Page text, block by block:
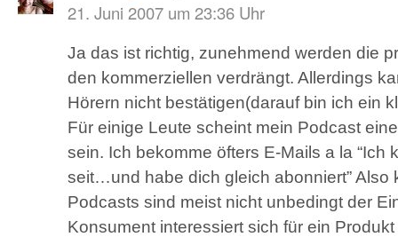
21. Juni 2007 um 23:36 Uhr
Ja das ist richtig, zunehmend werden die
den kommerziellen verdrängt. Allerdings
Hörern nicht bestätigen(darauf bin ich ein
Für einige Leute scheint mein Podcast
sein. Ich bekomme öfters E-Mails a la “Ich
seit…und habe dich gleich abonniert” Also
Podcasts sind meist nicht unbedingt der
Konsument interessiert sich für ein